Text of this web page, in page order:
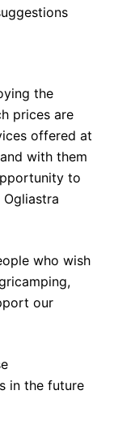
the
prices are
offered at
with them
to
who wish
our
in the future